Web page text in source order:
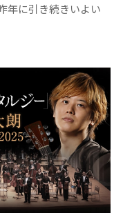
年に引き続きいよい